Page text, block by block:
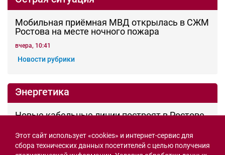
Семьи героев СВО с временной регистрацией
Этот сайт использует «cookies» и интернет-сервис для
сбора технических данных посетителей с целью получения